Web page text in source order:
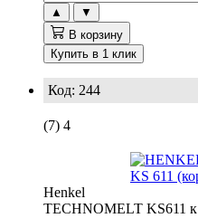
▲
▼
В корзину
Купить в 1 клик
Код: 244
(7) 4
Henkel
TECHNOMELT KS611 к